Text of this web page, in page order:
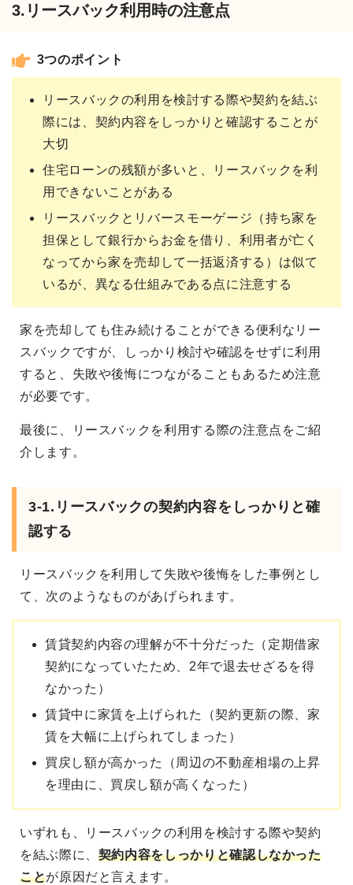
3.リースバック利用時の注意点
3つのポイント
リースバックの利用を検討する際や契約を結ぶ
際には、契約内容をしっかりと確認することが
大切
住宅ローンの残額が多いと、リースバックを利
用できないことがある
リースバックとリバースモーゲージ（持ち家を
担保として銀行からお金を借り、利用者が亡く
なってから家を売却して一括返済する）は似て
いるが、異なる仕組みである点に注意する
家を売却しても住み続けることができる便利なリー
スバックですが、しっかり検討や確認をせずに利用
すると、失敗や後悔につながることもあるため注意
が必要です。
最後に、リースバックを利用する際の注意点をご紹
介します。
3-1.リースバックの契約内容をしっかりと確
認する
リースバックを利用して失敗や後悔をした事例とし
て、次のようなものがあげられます。
賃貸契約内容の理解が不十分だった（定期借家
契約になっていたため、2年で退去せざるを得
なかった）
賃貸中に家賃を上げられた（契約更新の際、家
賃を大幅に上げられてしまった）
買戻し額が高かった（周辺の不動産相場の上昇
を理由に、買戻し額が高くなった）
いずれも、リースバックの利用を検討する際や契約
を結ぶ際に、 契約内容をしっかりと確認しなかった
ことが原因だと言えます。